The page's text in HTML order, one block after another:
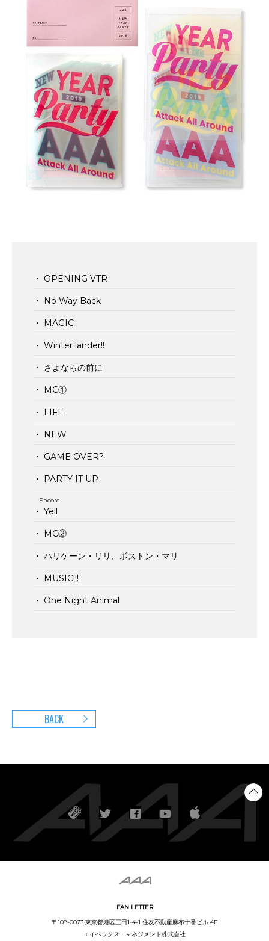
・ OPENING VTR
・ No Way Back
・ MAGIC
・ Winter lander!!
・ さよならの前に
・ MC①
・ LIFE
・ NEW
・ GAME OVER?
・ PARTY IT UP
Encore
・ Yell
・ MC②
・ ハリケーン・リリ、ボストン・マリ
・ MUSIC!!!
・ One Night Animal
BACK
FAN LETTER
〒108-0073 東京都港区三田1-4-1 住友不動産麻布十番ビル 4F
エイベックス・マネジメント株式会社